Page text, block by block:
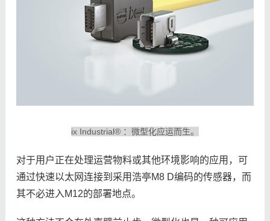
ix Industrial® ：微型化应运而生。
对于用户正在处理运营物料或其他环境影响的应用，可
通过快速以太网连接到采用浩亭M8 D编码的传感器，而
其不必进入M12的部署地点。